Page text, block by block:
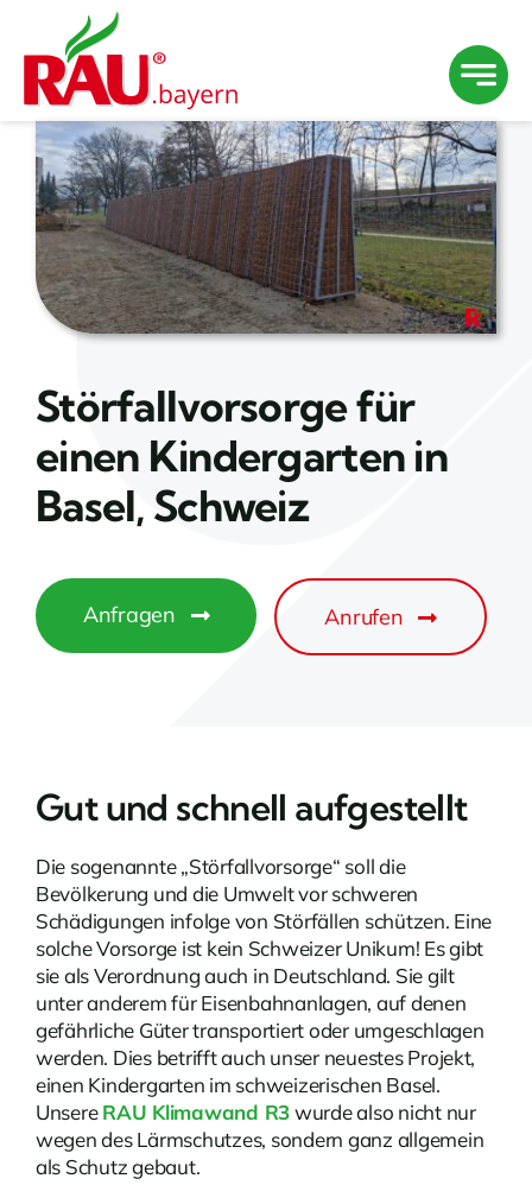
springen
Störfallvorsorge für
einen Kindergarten in
Basel, Schweiz
Anfragen Anrufen
Gut und schnell aufgestellt
Die sogenannte „Störfallvorsorge“ soll die
Bevölkerung und die Umwelt vor schweren
Schädigungen infolge von Störfällen schützen. Eine
solche Vorsorge ist kein Schweizer Unikum! Es gibt
sie als Verordnung auch in Deutschland. Sie gilt
unter anderem für Eisenbahnanlagen, auf denen
gefährliche Güter transportiert oder umgeschlagen
werden. Dies betrifft auch unser neuestes Projekt,
einen Kindergarten im schweizerischen Basel.
UnsereRAU Klimawand R3wurde also nicht nur
wegen des Lärmschutzes, sondern ganz allgemein
als Schutz gebaut.